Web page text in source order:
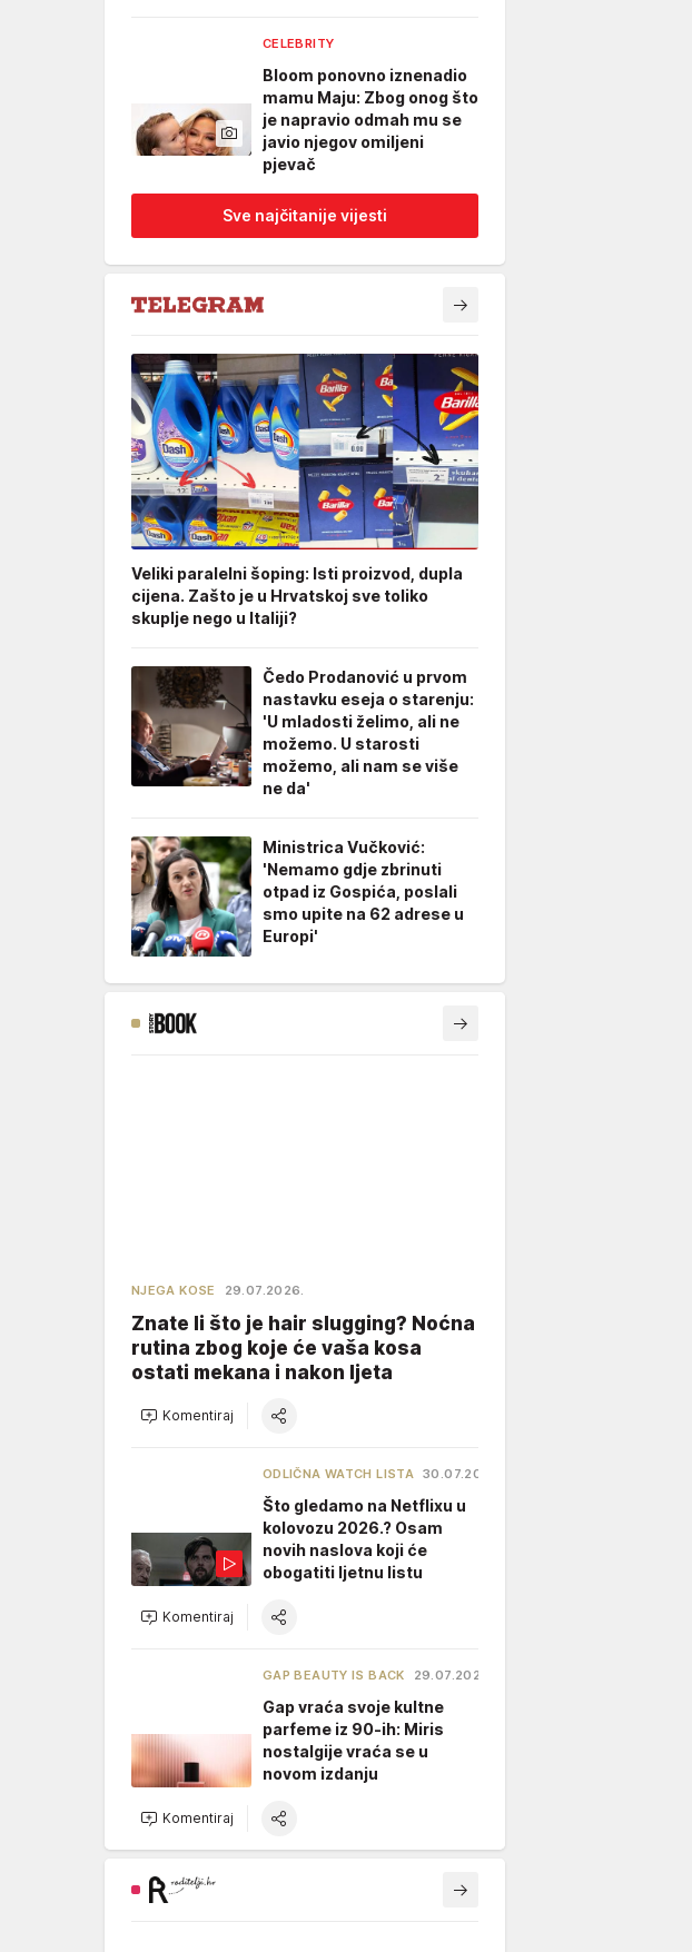
CELEBRITY
Bloom ponovno iznenadio
mamu Maju: Zbog onog što
je napravio odmah mu se
javio njegov omiljeni
pjevač
Sve najčitanije vijesti
Veliki paralelni šoping: Isti proizvod, dupla
cijena. Zašto je u Hrvatskoj sve toliko
skuplje nego u Italiji?
Čedo Prodanović u prvom
nastavku eseja o starenju:
'U mladosti želimo, ali ne
možemo. U starosti
možemo, ali nam se više
ne da'
Ministrica Vučković:
'Nemamo gdje zbrinuti
otpad iz Gospića, poslali
smo upite na 62 adrese u
Europi'
NJEGA KOSE 29.07.2026.
Znate li što je hair slugging? Noćna
rutina zbog koje će vaša kosa
ostati mekana i nakon ljeta
Komentiraj
ODLIČNA WATCH LISTA 30.07.2026.
Što gledamo na Netflixu u
kolovozu 2026.? Osam
novih naslova koji će
obogatiti ljetnu listu
Komentiraj
GAP BEAUTY IS BACK 29.07.2026.
Gap vraća svoje kultne
parfeme iz 90-ih: Miris
nostalgije vraća se u
novom izdanju
Komentiraj